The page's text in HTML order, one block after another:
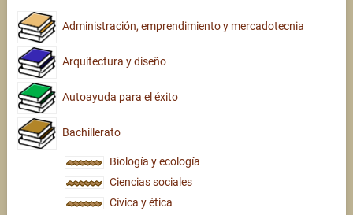
Administración, emprendimiento y mercadotecnia
Arquitectura y diseño
Autoayuda para el éxito
Bachillerato
Biología y ecología
Ciencias sociales
Cívica y ética